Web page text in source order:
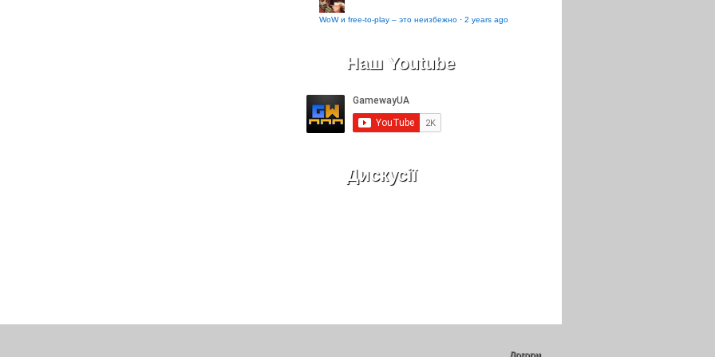
WoW и free-to-play – это неизбежно · 2 years ago
Наш Youtube
Дискусії